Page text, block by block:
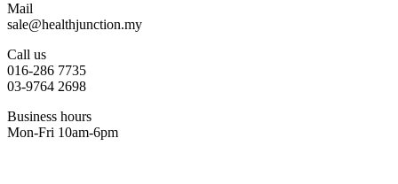
Mail
sale@healthjunction.my
Call us
016-286 7735
03-9764 2698
Business hours
Mon-Fri 10am-6pm